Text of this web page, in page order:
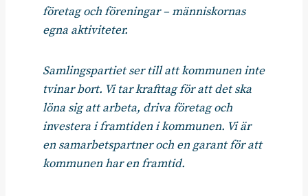
företag och föreningar – människornas
egna aktiviteter.
Samlingspartiet ser till att kommunen inte
tvinar bort. Vi tar krafttag för att det ska
löna sig att arbeta, driva företag och
investera i framtiden i kommunen. Vi är
en samarbetspartner och en garant för att
kommunen har en framtid.